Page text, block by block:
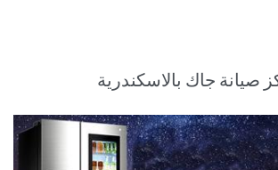
صيانة جاك بالاسكندرية